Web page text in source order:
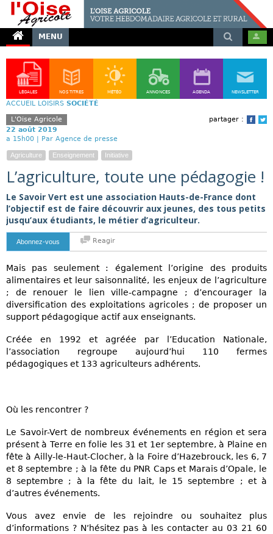
MENU
LÉGALES NOS TITRES MÉTÉO ANNONCES AGENDA NEWSLETTER
ACCUEIL LOISIRS SOCIÉTÉ
partager :
L'Oise Agricole
22 août 2019
a 15h00 | Par Agence de presse
Agriculture Enseignement Initiative
L’agriculture, toute une pédagogie !
Le Savoir Vert est une association Hauts-de-France dont
l’objectif est de faire découvrir aux jeunes, des tous petits
jusqu’aux étudiants, le métier d’agriculteur.
Abonnez-vous Reagir
Mais pas seulement : également l’origine des produits
alimentaires et leur saisonnalité, les enjeux de l’agriculture
; de renouer le lien ville-campagne ; d’encourager la
diversification des exploitations agricoles ; de proposer un
support pédagogique actif aux enseignants.
Créée en 1992 et agréée par l’Education Nationale,
l’association regroupe aujourd’hui 110 fermes
pédagogiques et 133 agriculteurs adhérents.
Où les rencontrer ?
Le Savoir-Vert de nombreux événements en région et sera
présent à Terre en folie les 31 et 1er septembre, à Plaine en
fête à Ailly-le-Haut-Clocher, à la Foire d’Hazebrouck, les 6, 7
et 8 septembre ; à la fête du PNR Caps et Marais d’Opale, le
8 septembre ; à la fête du lait, le 15 septembre ; et à
d’autres événements.
Vous avez envie de les rejoindre ou souhaitez plus
d’informations ? N‘hésitez pas à les contacter au 03 21 60